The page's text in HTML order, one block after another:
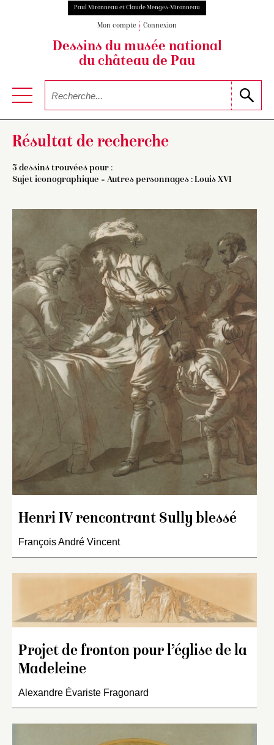
Paul Mironneau et Claude Menges-Mironneau
Mon compte Connexion
Dessins du musée national
du château de Pau
Résultat de recherche
3 dessins trouvées pour :
Sujet iconographique = Autres personnages : Louis XVI
Henri IV rencontrant Sully blessé
François André Vincent
Projet de fronton pour l’église de la
Madeleine
Alexandre Évariste Fragonard